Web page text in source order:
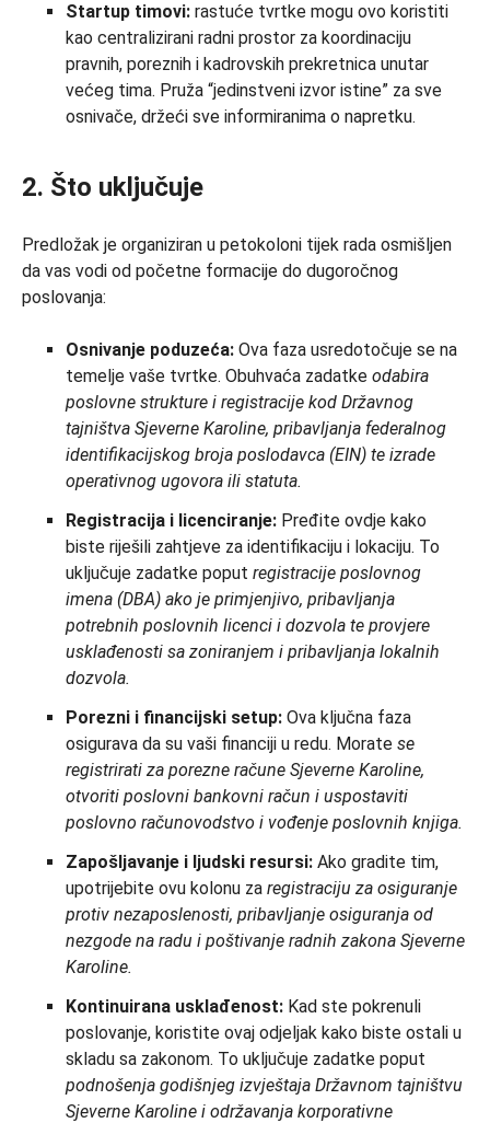
Startup timovi: rastuće tvrtke mogu ovo koristiti
kao centralizirani radni prostor za koordinaciju
pravnih, poreznih i kadrovskih prekretnica unutar
većeg tima. Pruža “jedinstveni izvor istine” za sve
osnivače, držeći sve informiranima o napretku.
2. Što uključuje
Predložak je organiziran u petokoloni tijek rada osmišljen
da vas vodi od početne formacije do dugoročnog
poslovanja:
Osnivanje poduzeća: Ova faza usredotočuje se na
temelje vaše tvrtke. Obuhvaća zadatke odabira
poslovne strukture i registracije kod Državnog
tajništva Sjeverne Karoline, pribavljanja federalnog
identifikacijskog broja poslodavca (EIN) te izrade
operativnog ugovora ili statuta.
Registracija i licenciranje: Pređite ovdje kako
biste riješili zahtjeve za identifikaciju i lokaciju. To
uključuje zadatke poput registracije poslovnog
imena (DBA) ako je primjenjivo, pribavljanja
potrebnih poslovnih licenci i dozvola te provjere
usklađenosti sa zoniranjem i pribavljanja lokalnih
dozvola.
Porezni i financijski setup: Ova ključna faza
osigurava da su vaši financiji u redu. Morate se
registrirati za porezne račune Sjeverne Karoline,
otvoriti poslovni bankovni račun i uspostaviti
poslovno računovodstvo i vođenje poslovnih knjiga.
Zapošljavanje i ljudski resursi: Ako gradite tim,
upotrijebite ovu kolonu za registraciju za osiguranje
protiv nezaposlenosti, pribavljanje osiguranja od
nezgode na radu i poštivanje radnih zakona Sjeverne
Karoline.
Kontinuirana usklađenost: Kad ste pokrenuli
poslovanje, koristite ovaj odjeljak kako biste ostali u
skladu sa zakonom. To uključuje zadatke poput
podnošenja godišnjeg izvještaja Državnom tajništvu
Sjeverne Karoline i održavanja korporativne